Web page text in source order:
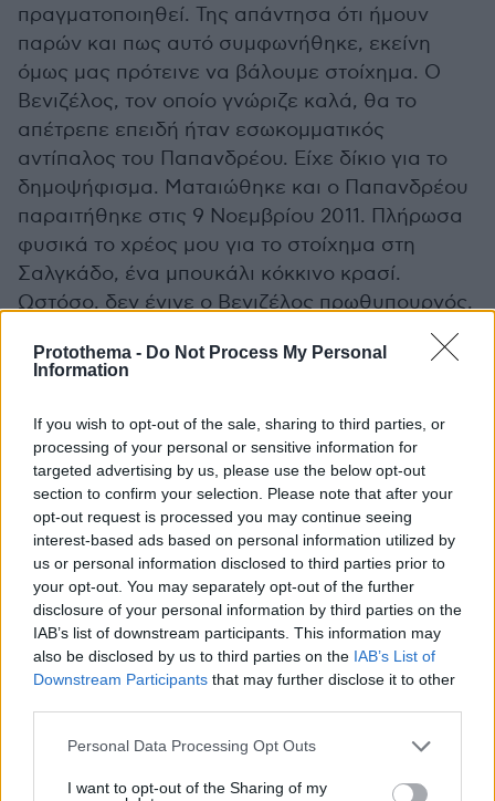
Protothema - Do Not Process My Personal
Information
If you wish to opt-out of the sale, sharing to third parties, or
processing of your personal or sensitive information for
targeted advertising by us, please use the below opt-out
section to confirm your selection. Please note that after your
opt-out request is processed you may continue seeing
interest-based ads based on personal information utilized by
us or personal information disclosed to third parties prior to
your opt-out. You may separately opt-out of the further
disclosure of your personal information by third parties on the
IAB’s list of downstream participants. This information may
also be disclosed by us to third parties on the IAB’s List of
Downstream Participants that may further disclose it to other
Please note that this website/app uses one or more Google
not limited to your visit or usage behaviour. You may click to
Personal Data Processing Opt Outs
I want to opt-out of the Sharing of my
πραγματοποιηθεί. Της απάντησα ότι ήμουν
παρών και πως αυτό συμφωνήθηκε, εκείνη
όμως μας πρότεινε να βάλουμε στοίχημα. Ο
Βενιζέλος, τον οποίο γνώριζε καλά, θα το
απέτρεπε επειδή ήταν εσωκομματικός
αντίπαλος του Παπανδρέου. Είχε δίκιο για το
δημοψήφισμα. Ματαιώθηκε και ο Παπανδρέου
παραιτήθηκε στις 9 Νοεμβρίου 2011. Πλήρωσα
φυσικά το χρέος μου για το στοίχημα στη
Σαλγκάδο, ένα μπουκάλι κόκκινο κρασί.
Ωστόσο, δεν έγινε ο Βενιζέλος πρωθυπουργός.
νομισματική ένωση ουδέποτε συζητήθηκε με
των Καννών».